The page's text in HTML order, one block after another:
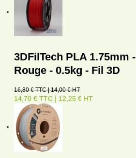
3DFilTech PLA 1.75mm -
Rouge - 0.5kg - Fil 3D
16,80 € TTC | 14,00 € HT
14,70 € TTC | 12,25 € HT